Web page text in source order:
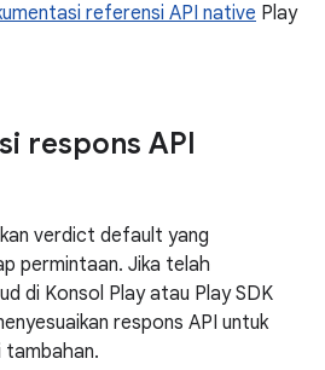
referensi API native Play
respons API
verdict default yang
permintaan. Jika telah
di Konsol Play atau Play SDK
respons API untuk